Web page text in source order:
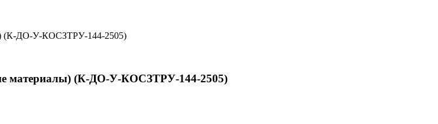
(К-ДО-У-КОСЗТРУ-144-2505)
материалы) (К-ДО-У-КОСЗТРУ-144-2505)